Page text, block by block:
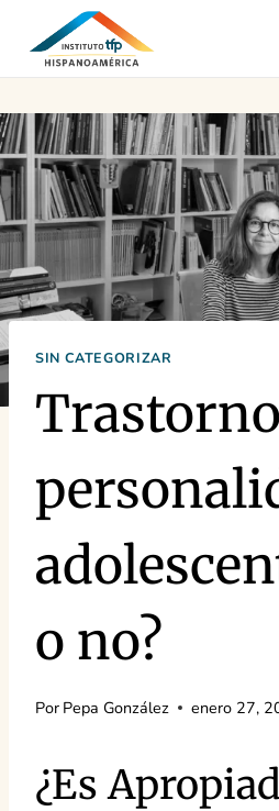
contenido
SIN CATEGORIZAR
o no?
Por Pepa González enero 27,
¿Es